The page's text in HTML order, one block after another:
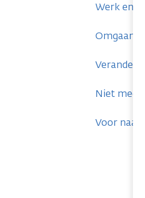
Werk en
Omgaan
Niet meer
Voor